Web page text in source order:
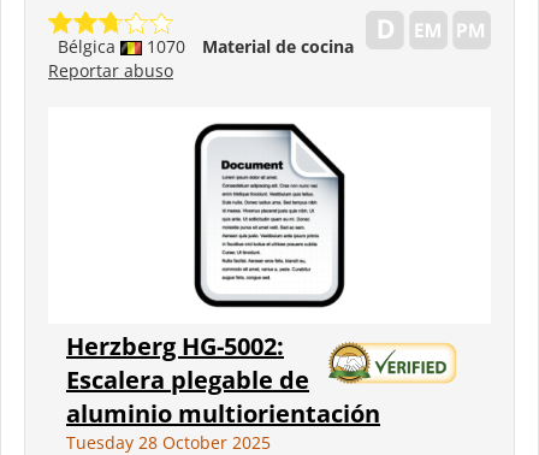
Bélgica 1070
Material de cocina
Reportar abuso
Herzberg HG-5002:
Escalera plegable de
aluminio multiorientación
Tuesday 28 October 2025